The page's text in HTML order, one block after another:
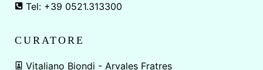
CURATORE
Vitaliano Biondi - Arvales Fratres
Tel: +39 0521.313300